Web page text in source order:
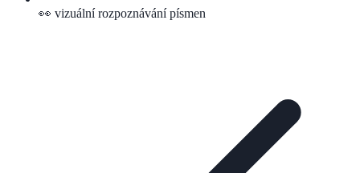
👀 vizuální rozpoznávání písmen